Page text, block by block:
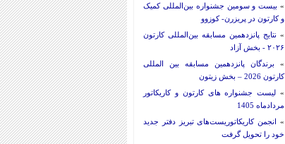
» بیست و سومین جشنواره بین‌المللی کمیک
و کارتون در پریزرن- کوزوو
» نتایج پانزدهمین مسابقه بین‌المللی کارتون
۲۰۲۶ - بخش آزاد
» برندگان پانزدهمین مسابقه بین المللی
کارتون 2026 – بخش زیتون
» لیست جشنواره های کارتون و کاریکاتور
مردادماه 1405
» انجمن کاریکاتوریست‌های تبریز دفتر جدید
خود را تحویل گرفت